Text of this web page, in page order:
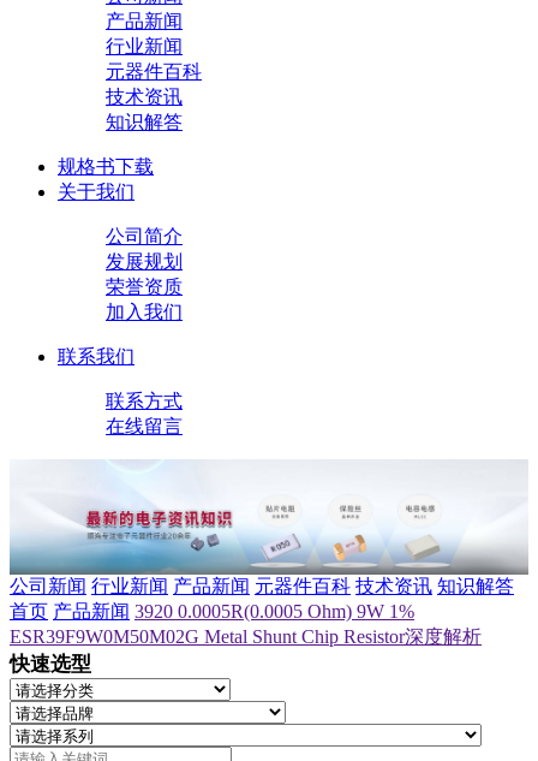
产品新闻
行业新闻
元器件百科
技术资讯
知识解答
规格书下载
关于我们
公司简介
发展规划
荣誉资质
加入我们
联系我们
联系方式
在线留言
公司新闻 行业新闻 产品新闻 元器件百科 技术资讯 知识解答
首页 产品新闻 3920 0.0005R(0.0005 Ohm) 9W 1%
ESR39F9W0M50M02G Metal Shunt Chip Resistor深度解析
快速选型